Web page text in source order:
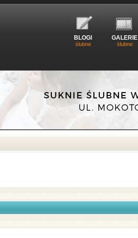
BLOGI
ślubne
GALERIE
ślubne